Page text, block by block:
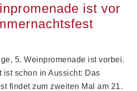
ist vor
5. Weinpromenade ist vorbei.
ist schon in Aussicht: Das
findet zum zweiten Mal am 21.